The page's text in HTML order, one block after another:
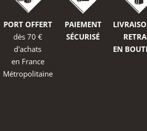
PORT OFFERT
dès 70 €
d'achats
en France
Métropolitaine
PAIEMENT
SÉCURISÉ
EN